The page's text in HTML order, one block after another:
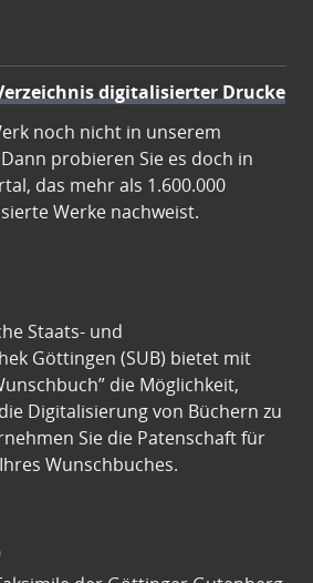
digitalisierter Drucke
noch nicht in unserem
probieren Sie es doch in
das mehr als 1.600.000
Werke nachweist.
Staats- und
Göttingen (SUB) bietet mit
die Möglichkeit,
Digitalisierung von Büchern zu
Sie die Patenschaft für
Wunschbuches.